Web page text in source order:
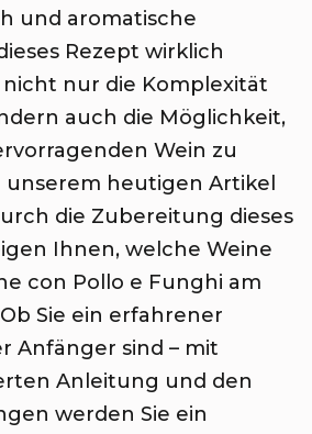
und aromatische
Rezept wirklich
nicht nur die Komplexität
auch die Möglichkeit,
Wein zu
unserem heutigen Artikel
die Zubereitung dieses
Ihnen, welche Weine
con Pollo e Funghi am
Sie ein erfahrener
Anfänger sind – mit
Anleitung und den
werden Sie ein